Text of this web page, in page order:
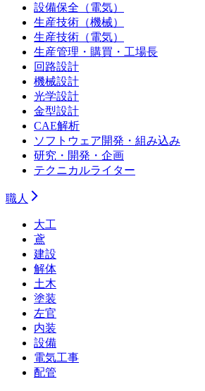
設備保全（電気）
生産技術（機械）
生産技術（電気）
生産管理・購買・工場長
回路設計
機械設計
光学設計
金型設計
CAE解析
ソフトウェア開発・組み込み
研究・開発・企画
テクニカルライター
職人
大工
鳶
建設
解体
土木
塗装
左官
内装
設備
電気工事
配管